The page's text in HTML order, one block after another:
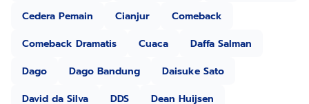
Cedera Pemain
Cianjur
Comeback
Comeback Dramatis
Cuaca
Daffa Salman
Dago
Dago Bandung
Daisuke Sato
David da Silva
DDS Dean Huijsen